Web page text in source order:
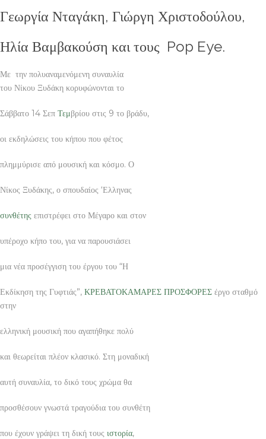
Γεωργία Νταγάκη, Γιώργη Χριστοδούλου,
Ηλία Βαμβακούση και τους Pop Eye.
Με την πολυαναμενόμενη συναυλία
του Νίκου Ξυδάκη κορυφώνονται το
Σάββατο 14 Σεπ Τεμβρίου στις 9 το βράδυ,
οι εκδηλώσεις του κήπου που φέτος
πλημμύρισε από μουσική και κόσμο. Ο
Νίκος Ξυδάκης, ο σπουδαίος ‘Ελληνας
συνθέτης επιστρέφει στο Μέγαρο και στον
υπέροχο κήπο του, για να παρουσιάσει
μια νέα προσέγγιση του έργου του “Η
Εκδίκηση της Γυφτιάς”, ΚΡΕΒΑΤΟΚΑΜΑΡΕΣ ΠΡΟΣΦΟΡΕΣ έργο σταθμό
στην
ελληνική μουσική που αγαπήθηκε πολύ
και θεωρείται πλέον κλασικό. Στη μοναδική
αυτή συναυλία, το δικό τους χρώμα θα
προσθέσουν γνωστά τραγούδια του συνθέτη
που έχουν γράψει τη δική τους ιστορία,